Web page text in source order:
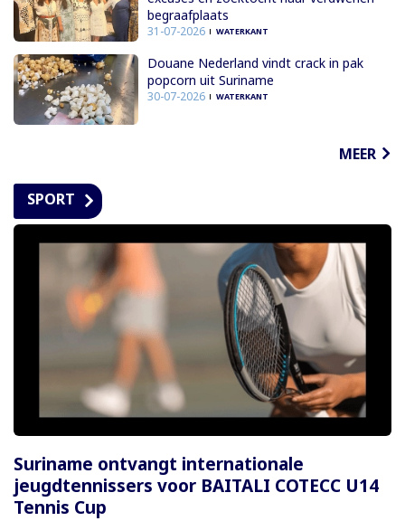
begraafplaats
31-07-2026 WATERKANT
Douane Nederland vindt crack in pak
popcorn uit Suriname
30-07-2026 WATERKANT
MEER
SPORT
Suriname ontvangt internationale
jeugdtennissers voor BAITALI COTECC U14
Tennis Cup